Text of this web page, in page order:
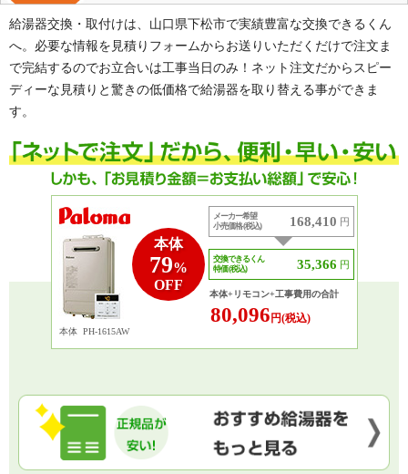
給湯器交換・取付けは、山口県下松市で実績豊富な交換できるくん
へ。必要な情報を見積りフォームからお送りいただくだけで注文ま
で完結するのでお立合いは工事当日のみ！ネット注文だからスピー
ディーな見積りと驚きの低価格で給湯器を取り替える事ができま
す。
本体
79%
OFF
本体 PH-1615AW
メーカー希望
小売価格 (税込)
168,410 円
交換できるくん
特価 (税込)
35,366 円
本体+リモコン+工事費用の合計
80,096円(税込)